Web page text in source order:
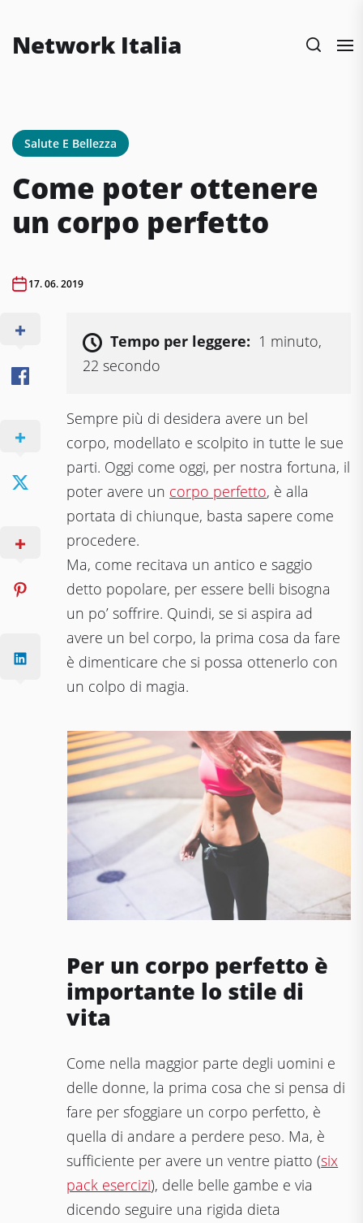
theNetwork Italia
Salute E Bellezza
Come poter ottenere
un corpo perfetto
17. 06. 2019
Tempo per leggere: 1 minuto,
22 secondo
Sempre più di desidera avere un bel
corpo, modellato e scolpito in tutte le sue
parti. Oggi come oggi, per nostra fortuna, il
poter avere un corpo perfetto, è alla
portata di chiunque, basta sapere come
procedere.
Ma, come recitava un antico e saggio
detto popolare, per essere belli bisogna
un po’ soffrire. Quindi, se si aspira ad
avere un bel corpo, la prima cosa da fare
è dimenticare che si possa ottenerlo con
un colpo di magia.
Per un corpo perfetto è
importante lo stile di
vita
Come nella maggior parte degli uomini e
delle donne, la prima cosa che si pensa di
fare per sfoggiare un corpo perfetto, è
quella di andare a perdere peso. Ma, è
sufficiente per avere un ventre piatto (six
pack esercizi), delle belle gambe e via
dicendo seguire una rigida dieta